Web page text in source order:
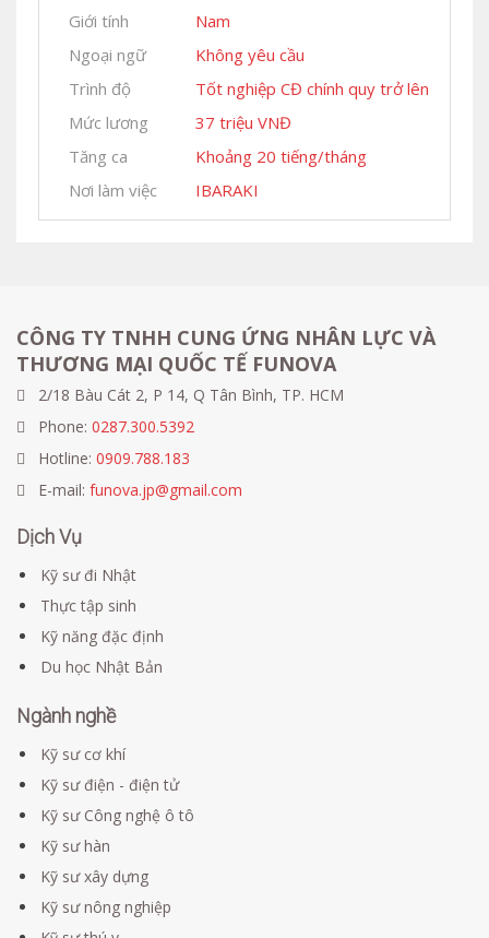
Giới tính
Nam
Ngoại ngữ
Không yêu cầu
Trình độ
Tốt nghiệp CĐ chính quy trở lên
Mức lương
37 triệu VNĐ
Tăng ca
Khoảng 20 tiếng/tháng
Nơi làm việc
IBARAKI
CÔNG TY TNHH CUNG ỨNG NHÂN LỰC VÀ
THƯƠNG MẠI QUỐC TẾ FUNOVA
2/18 Bàu Cát 2, P 14, Q Tân Bình, TP. HCM
Phone: 0287.300.5392
Hotline: 0909.788.183
E-mail: funova.jp@gmail.com
Dịch Vụ
Kỹ sư đi Nhật
Thực tập sinh
Kỹ năng đặc định
Du học Nhật Bản
Ngành nghề
Kỹ sư cơ khí
Kỹ sư điện - điện tử
Kỹ sư Công nghệ ô tô
Kỹ sư hàn
Kỹ sư xây dựng
Kỹ sư nông nghiệp